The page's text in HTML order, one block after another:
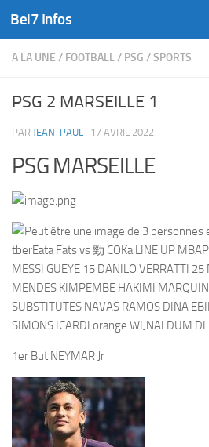
Skip to content
Bel7 Infos
A LA UNE / FOOTBALL/ PSG /SPORTS
PSG 2 MARSEILLE 1
PAR JEAN-PAUL · 17 AVRIL 2022
PSG MARSEILLE
1er But NEYMAR Jr